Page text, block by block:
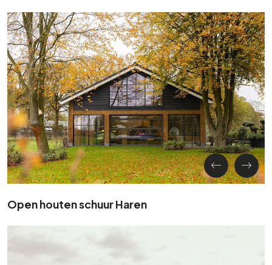
Open houten schuur Haren